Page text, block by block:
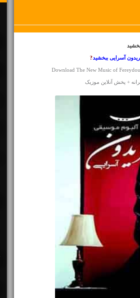
آسرایی ببخشید?
Download The New Music of